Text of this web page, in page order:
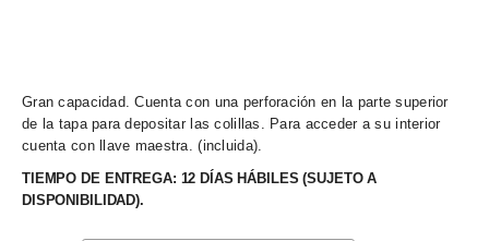
$56.84
hasta
$4,221.24
Gran capacidad. Cuenta con una perforación en la parte superior
de la tapa para depositar las colillas. Para acceder a su interior
cuenta con llave maestra. (incluida).
TIEMPO DE ENTREGA: 12 DÍAS HÁBILES (SUJETO A
DISPONIBILIDAD).